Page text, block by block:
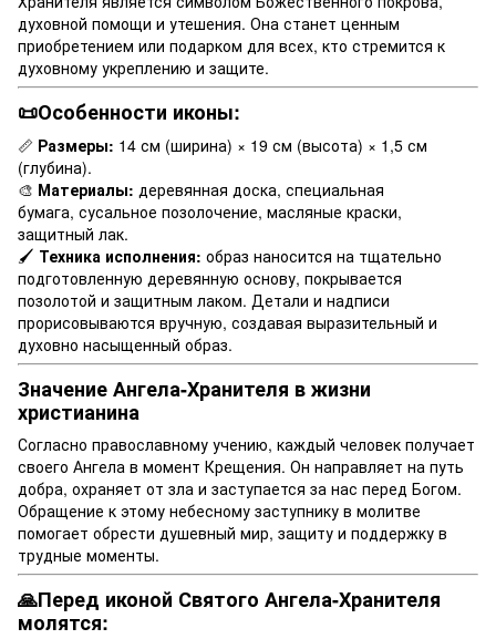
духовной помощи и утешения. Она станет ценным
приобретением или подарком для всех, кто стремится к
духовному укреплению и защите.
📜Особенности иконы:
📏 Размеры: 14 см (ширина) × 19 см (высота) × 1,5 см
(глубина).
🎨 Материалы: деревянная доска, специальная
бумага, сусальное позолочение, масляные краски,
защитный лак.
🖌 Техника исполнения: образ наносится на тщательно
подготовленную деревянную основу, покрывается
позолотой и защитным лаком. Детали и надписи
прорисовываются вручную, создавая выразительный и
духовно насыщенный образ.
Значение Ангела-Хранителя в жизни
христианина
Согласно православному учению, каждый человек получает
своего Ангела в момент Крещения. Он направляет на путь
добра, охраняет от зла и заступается за нас перед Богом.
Обращение к этому небесному заступнику в молитве
помогает обрести душевный мир, защиту и поддержку в
трудные моменты.
🙏Перед иконой Святого Ангела-Хранителя
молятся: